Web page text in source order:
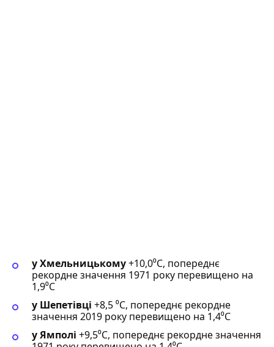
у Хмельницькому+10,0⁰С, попереднє
рекордне значення 1971 року перевищено на
1,9⁰С
у Шепетівці +8,5 ⁰С, попереднє рекордне
значення 2019 року перевищено на 1,4⁰С
у Ямполі +9,5⁰С, попереднє рекордне значення